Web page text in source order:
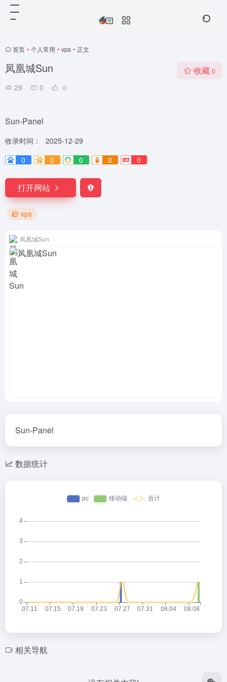
首页 • 个人常用 • vps • 正文
凤凰城Sun
29 0 0
收藏 0
Sun-Panel
收录时间：
2025-12-29
0
0 0 0 0
打开网站
vps
凤凰城Sun
Sun-Panel
数据统计
相关导航